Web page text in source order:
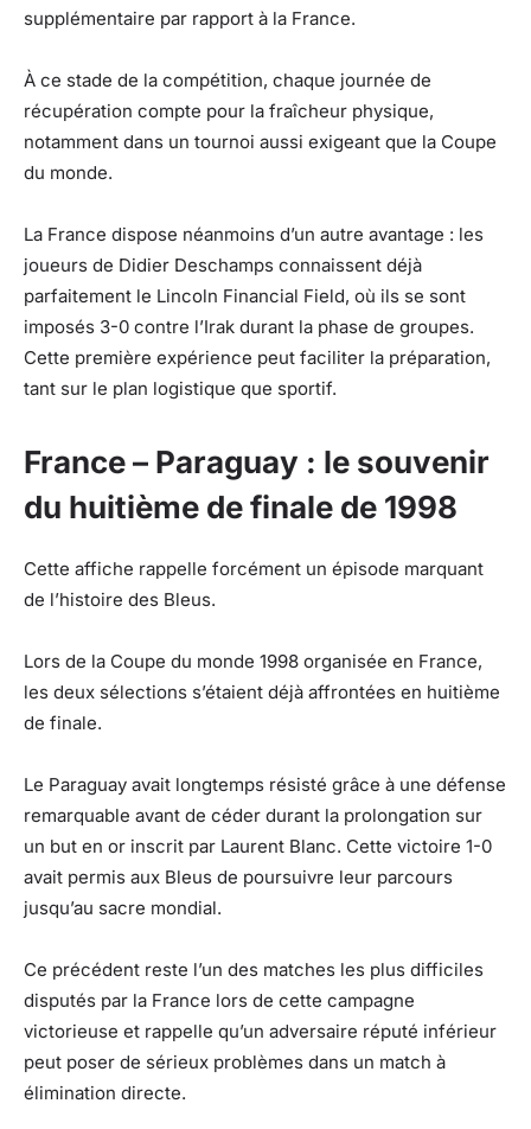
supplémentaire par rapport à la France.
À ce stade de la compétition, chaque journée de
récupération compte pour la fraîcheur physique,
notamment dans un tournoi aussi exigeant que la Coupe
du monde.
La France dispose néanmoins d’un autre avantage : les
joueurs de Didier Deschamps connaissent déjà
parfaitement le Lincoln Financial Field, où ils se sont
imposés 3-0 contre l’Irak durant la phase de groupes.
Cette première expérience peut faciliter la préparation,
tant sur le plan logistique que sportif.
France – Paraguay : le souvenir
du huitième de finale de 1998
Cette affiche rappelle forcément un épisode marquant
de l’histoire des Bleus.
Lors de la Coupe du monde 1998 organisée en France,
les deux sélections s’étaient déjà affrontées en huitième
de finale.
Le Paraguay avait longtemps résisté grâce à une défense
remarquable avant de céder durant la prolongation sur
un but en or inscrit par Laurent Blanc. Cette victoire 1-0
avait permis aux Bleus de poursuivre leur parcours
jusqu’au sacre mondial.
Ce précédent reste l’un des matches les plus difficiles
disputés par la France lors de cette campagne
victorieuse et rappelle qu’un adversaire réputé inférieur
peut poser de sérieux problèmes dans un match à
élimination directe.